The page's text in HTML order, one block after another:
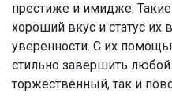
престиже и имидже.
хороший вкус и статус их
уверенности. С их
стильно завершить
торжественный, так и